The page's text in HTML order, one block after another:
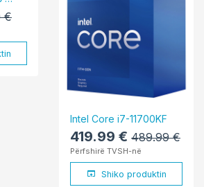
€
Intel Core i7-11700KF
419.99 € 489.99 €
Përfshirë TVSH-në
Shiko produktin